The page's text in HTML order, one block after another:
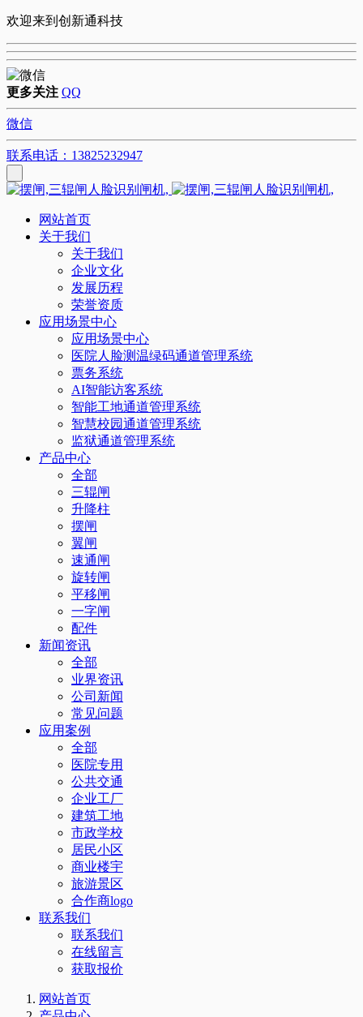
欢迎来到创新通科技
更多关注 QQ
微信
联系电话：13825232947
网站首页
关于我们
关于我们
企业文化
发展历程
荣誉资质
应用场景中心
应用场景中心
医院人脸测温绿码通道管理系统
票务系统
AI智能访客系统
智能工地通道管理系统
智慧校园通道管理系统
监狱通道管理系统
产品中心
全部
三辊闸
升降柱
摆闸
翼闸
速通闸
旋转闸
平移闸
一字闸
配件
新闻资讯
全部
业界资讯
公司新闻
常见问题
应用案例
全部
医院专用
公共交通
企业工厂
建筑工地
市政学校
居民小区
商业楼宇
旅游景区
合作商logo
联系我们
联系我们
在线留言
获取报价
网站首页